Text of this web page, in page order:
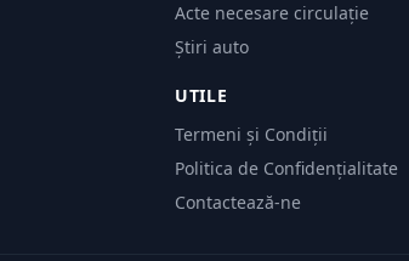
Acte necesare circulație
Știri auto
UTILE
Termeni și Condiții
Politica de Confidențialitate
Contactează-ne